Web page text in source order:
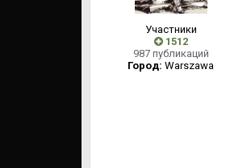
Участники
1512
987 публикаций
Город: Warszawa